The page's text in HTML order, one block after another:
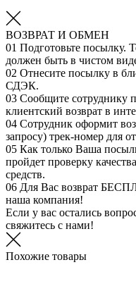
ВОЗВРАТ И ОБМЕН
01 Подготовьте посылку.
должен быть в чистом
02 Отнесите посылку в
СДЭК.
03 Сообщите сотруднику
клиентский возврат в
04 Сотрудник оформит
запросу) трек-номер для
05 Как только Ваша
пройдет проверку
средств.
06 Для Вас возврат
наша компания!
Если у вас остались
свяжитесь с нами!
Похожие товары